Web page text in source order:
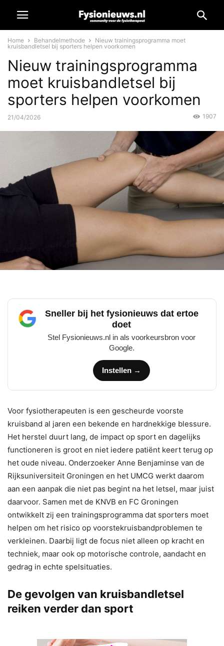
Home Behandelmethode
Nieuw trainingsprogramma moet
kruisbandletsel bij sporters helpen voorkomen
Nieuw trainingsprogramma
moet kruisbandletsel bij
sporters helpen voorkomen
21/04/2026 1907
Sneller bij het fysionieuws dat ertoe
doet
Stel Fysionieuws.nl in als voorkeursbron voor
Google.
Instellen →
Voor fysiotherapeuten is een gescheurde voorste
kruisband al jaren een bekende en hardnekkige blessure.
Het herstel duurt lang, de impact op sport en dagelijks
functioneren is groot en niet iedere patiënt keert terug op
het oude niveau. Onderzoeker Anne Benjaminse van de
Rijksuniversiteit Groningen en het UMCG werkt daarom
aan een aanpak die niet pas begint na het letsel, maar juist
daarvoor. Samen met de KNVB en FC Groningen
ontwikkelt zij een trainingsprogramma dat sporters moet
helpen om het risico op voorstekruisbandproblemen te
verkleinen. Daarbij ligt de focus niet alleen op kracht en
techniek, maar ook op motorische controle, aandacht en
gedrag in echte spelsituaties.
De gevolgen van kruisbandletsel
reiken verder dan sport